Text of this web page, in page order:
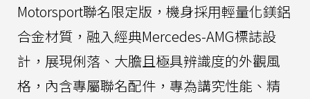
Motorsport聯名限定版，機身採用輕量化鎂鋁
合金材質，融入經典Mercedes-AMG標誌設
計，展現俐落、大膽且極具辨識度的外觀風
格，內含專屬聯名配件，專為講究性能、精